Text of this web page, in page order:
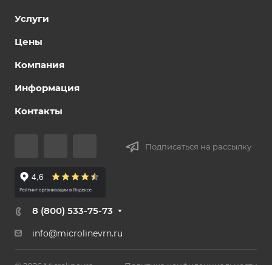
Услуги
Цены
Компания
Информация
Контакты
Подписаться на рассылку
8 (800) 533-75-73
info@microlinevrn.ru